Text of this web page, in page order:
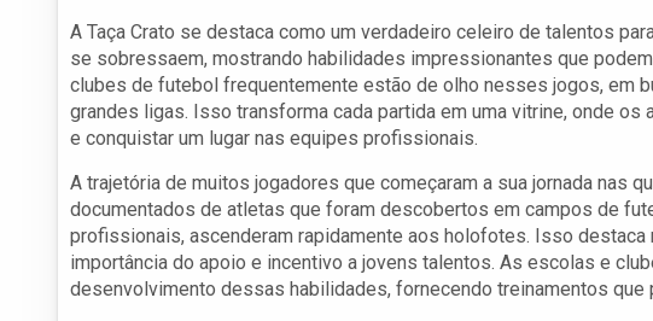
A Taça Crato se destaca como um verdadeiro celeiro de talentos
se sobressaem, mostrando habilidades impressionantes que
clubes de futebol frequentemente estão de olho nesses jogos, em
grandes ligas. Isso transforma cada partida em uma vitrine, onde
e conquistar um lugar nas equipes profissionais.
A trajetória de muitos jogadores que começaram a sua jornada nas
documentados de atletas que foram descobertos em campos de
profissionais, ascenderam rapidamente aos holofotes. Isso destaca
importância do apoio e incentivo a jovens talentos. As escolas e
desenvolvimento dessas habilidades, fornecendo treinamentos